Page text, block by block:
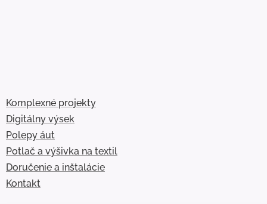
Komplexné projekty
Digitálny výsek
Polepy áut
Potlač a výšivka na textil
Doručenie a inštalácie
Kontakt